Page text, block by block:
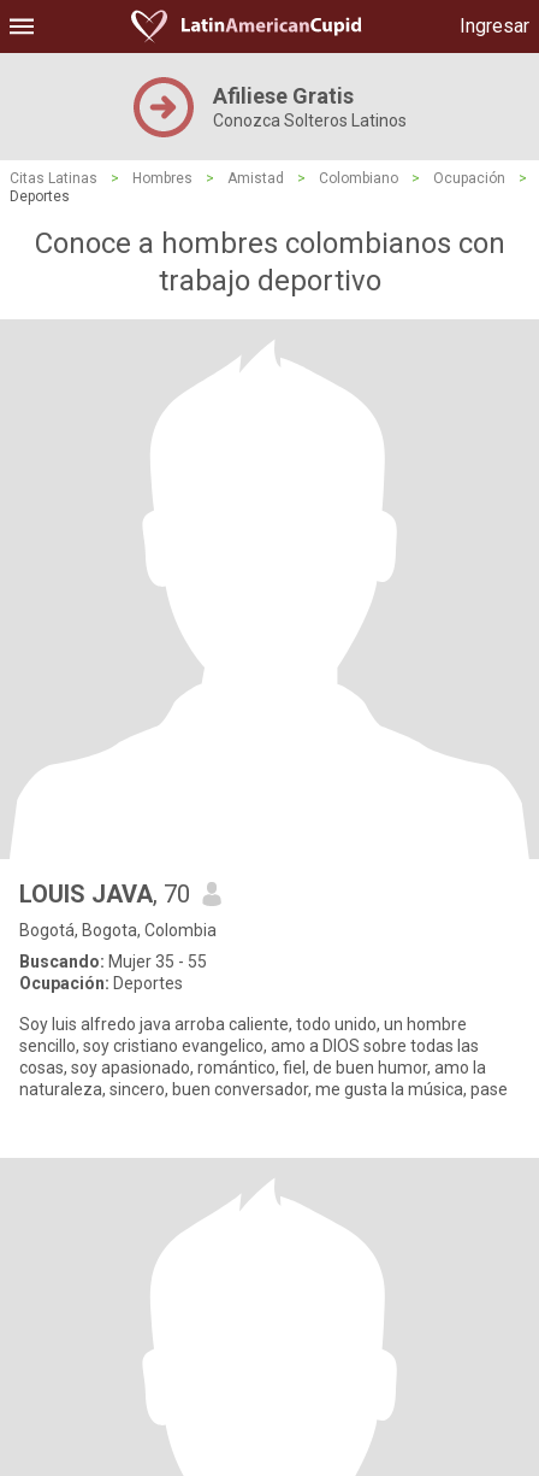
Ingresar
Afiliese Gratis
Conozca Solteros Latinos
Citas Latinas > Hombres > Amistad > Colombiano > Ocupación
>
Deportes
Conoce a hombres colombianos con
trabajo deportivo
LOUIS JAVA, 70
Bogotá, Bogota, Colombia
Buscando: Mujer 35 - 55
Ocupación: Deportes
Soy luis alfredo java arroba caliente, todo unido, un hombre
sencillo, soy cristiano evangelico, amo a DIOS sobre todas las
cosas, soy apasionado, romántico, fiel, de buen humor, amo la
naturaleza, sincero, buen conversador, me gusta la música, pase